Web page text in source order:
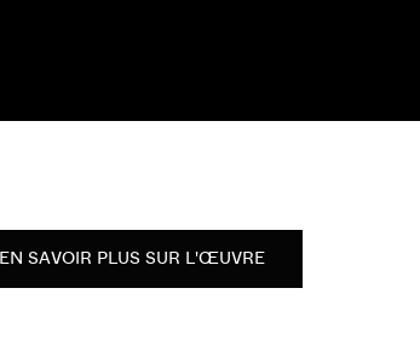
EN SAVOIR PLUS SUR L'ŒUVRE